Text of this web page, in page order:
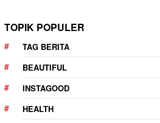
TOPIK POPULER
TAG BERITA
BEAUTIFUL
INSTAGOOD
HEALTH